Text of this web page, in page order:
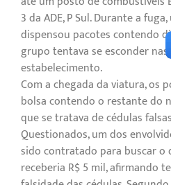
3 da ADE, P Sul. Durante a
dispensou pacotes contendo
grupo tentava se esconder nas
estabelecimento.
Com a chegada da viatura, os
bolsa contendo o restante do
que se tratava de cédulas
Questionados, um dos
sido contratado para buscar o
receberia R$ 5 mil, afirmando